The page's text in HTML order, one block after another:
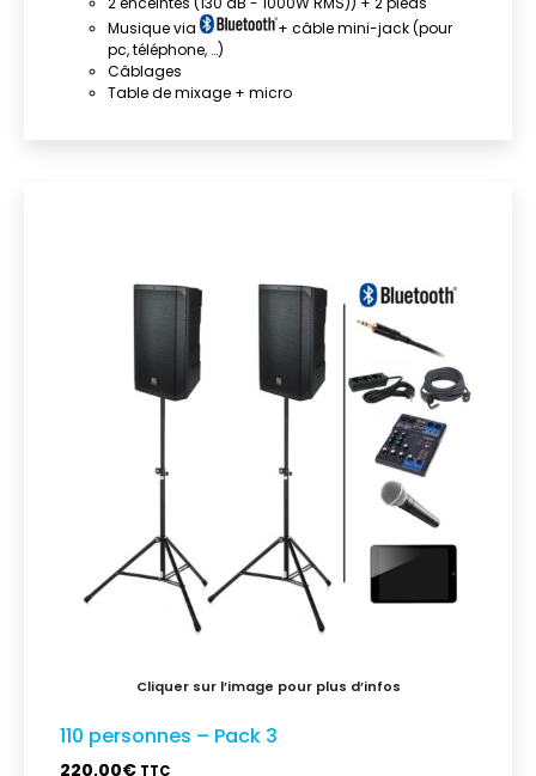
Musique via
+ câble mini-jack (pour
pc, téléphone, …)
Câblages
Table de mixage + micro
110 personnes – Pack 3
220,00€ TTC